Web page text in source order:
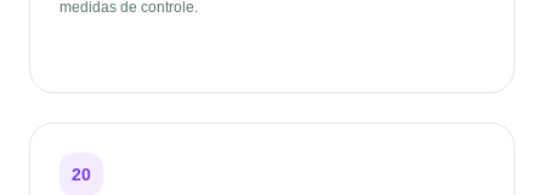
medidas de controle.
20